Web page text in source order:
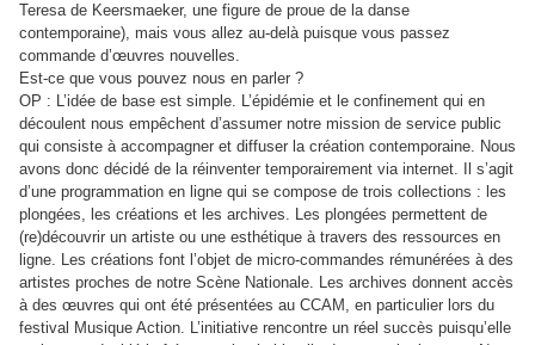
Teresa de Keersmaeker, une figure de proue de la danse
contemporaine), mais vous allez au-delà puisque vous passez
commande d’œuvres nouvelles.
Est-ce que vous pouvez nous en parler ?
OP : L’idée de base est simple. L’épidémie et le confinement qui en
découlent nous empêchent d’assumer notre mission de service public
qui consiste à accompagner et diffuser la création contemporaine. Nous
avons donc décidé de la réinventer temporairement via internet. Il s’agit
d’une programmation en ligne qui se compose de trois collections : les
plongées, les créations et les archives. Les plongées permettent de
(re)découvrir un artiste ou une esthétique à travers des ressources en
ligne. Les créations font l’objet de micro-commandes rémunérées à des
artistes proches de notre Scène Nationale. Les archives donnent accès
à des œuvres qui ont été présentées au CCAM, en particulier lors du
festival Musique Action. L’initiative rencontre un réel succès puisqu’elle